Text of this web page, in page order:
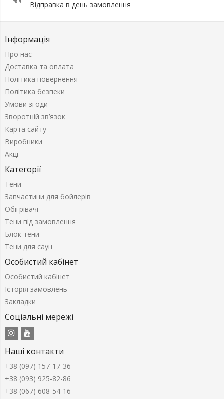
Відправка в день замовлення
Інформація
Про нас
Доставка та оплата
Політика повернення
Політика безпеки
Умови згоди
Зворотній зв’язок
Карта сайту
Виробники
Акції
Категорії
Тени
Запчастини для бойлерів
Обігрівачі
Тени під замовлення
Блок тени
Тени для саун
Особистий кабінет
Особистий кабінет
Історія замовлень
Закладки
Соціальні мережі
Наші контакти
+38 (097) 157-17-36
+38 (093) 925-82-86
+38 (067) 608-54-16